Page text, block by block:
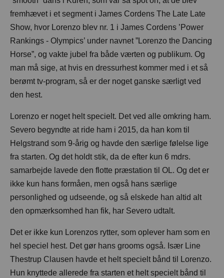
fremhævet i et segment i James Cordens The Late Late
Show, hvor Lorenzo blev nr. 1 i James Cordens ’Power
Rankings - Olympics’ under navnet ”Lorenzo the Dancing
Horse”, og vakte jubel fra både værten og publikum. Og
man må sige, at hvis en dressurhest kommer med i et så
berømt tv-program, så er der noget ganske særligt ved
den hest.
Lorenzo er noget helt specielt. Det ved alle omkring ham.
Severo begyndte at ride ham i 2015, da han kom til
Helgstrand som 9-årig og havde den særlige følelse lige
fra starten. Og det holdt stik, da de efter kun 6 mdrs.
samarbejde lavede den flotte præstation til OL. Og det er
ikke kun hans formåen, men også hans særlige
personlighed og udseende, og så elskede han altid alt
den opmærksomhed han fik, har Severo udtalt.
Det er ikke kun Lorenzos rytter, som oplever ham som en
hel speciel hest. Det gør hans grooms også. Især Line
Thestrup Clausen havde et helt specielt bånd til Lorenzo.
Hun knyttede allerede fra starten et helt specielt bånd til